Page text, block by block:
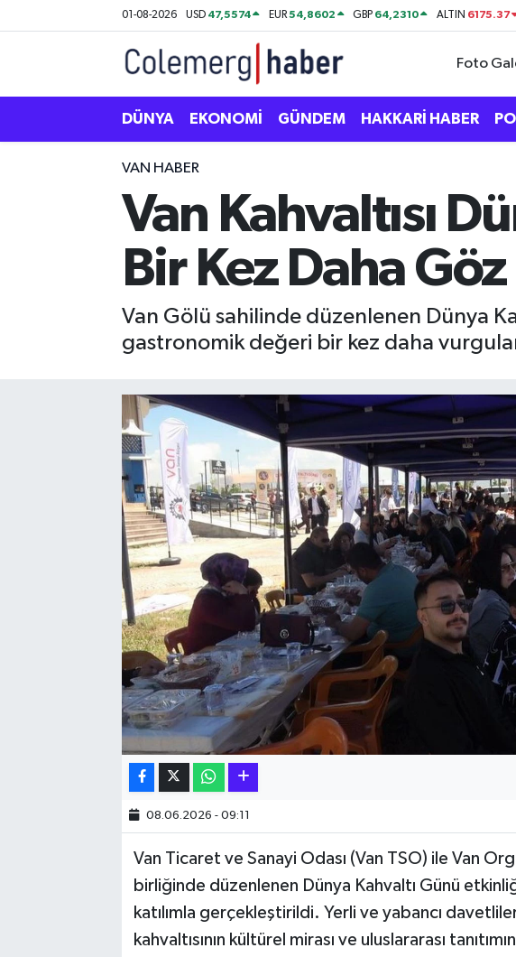
01-08-2026 USD 47,5574 EUR54,8602 GBP 64,2310 ALTIN 6175.37
Foto
DÜNYA EKONOMİ GÜNDEM HAKKARİ HABER
VAN HABER
Van Kahvaltısı
Bir Kez Daha Göz
Van Gölü sahilinde düzenlenen Dünya
gastronomik değeri bir kez daha
08.06.2026 - 09:11
Van Ticaret ve Sanayi Odası (Van TSO) ile Van
birliğinde düzenlenen Dünya Kahvaltı Günü
katılımla gerçekleştirildi. Yerli ve yabancı
kahvaltısının kültürel mirası ve uluslararası
EKONOMİ
Hakkari Haber
İLGİNÇ HABERLER
KÜLTÜR SANAT
MAGAZİN
Hakkâri Nöbetçi Eczaneler
Hakkâri Hava Durumu
Hakkari Namaz Vakitleri
Hakkâri Trafik Yoğunluk Haritası
Süper Lig Puan Durumu ve Fikstür
Son Dakika Haberleri